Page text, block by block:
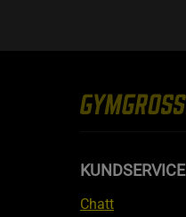
KUNDSERVICE
Chatt